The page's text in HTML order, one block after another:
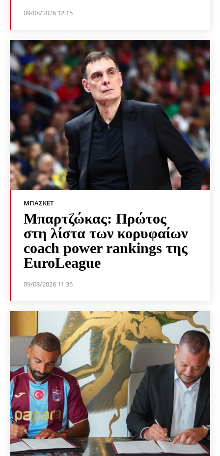
09/08/2026 12:15
ΜΠΆΣΚΕΤ
Μπαρτζώκας: Πρώτος
στη λίστα των κορυφαίων
coach power rankings της
EuroLeague
09/08/2026 11:35